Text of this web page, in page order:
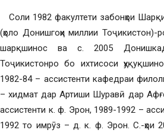
Соли 1982 факултети забонҳои
(ҳоло Донишгоҳи миллии
шарқшинос ва с. 2005
Тоҷикистонро бо ихтисоси
1982-84 – ассистенти кафедраи
– хидмат дар Артиши Шуравӣ дар
ассистенти к. ф. Эрон, 1989-1992 –
1992 то имрӯз – д. к. ф. Эрон. С.-ҳои